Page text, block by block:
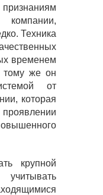
Техника
временем
тому же он
от
которая
крупной